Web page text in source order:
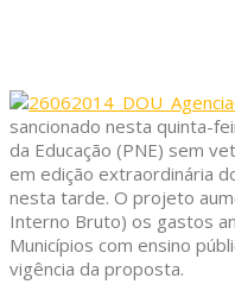
sancionado nesta quinta-
da Educação (PNE) sem
em edição extraordinária
nesta tarde. O projeto
Interno Bruto) os gastos
Municípios com ensino
vigência da proposta.